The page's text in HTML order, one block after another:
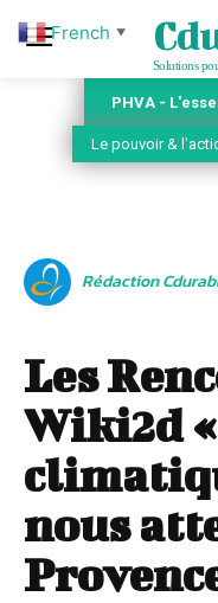
Solutions
PHVA -
Le pouvoir &
Rédaction
Les
Wiki2d
nous
French ▼